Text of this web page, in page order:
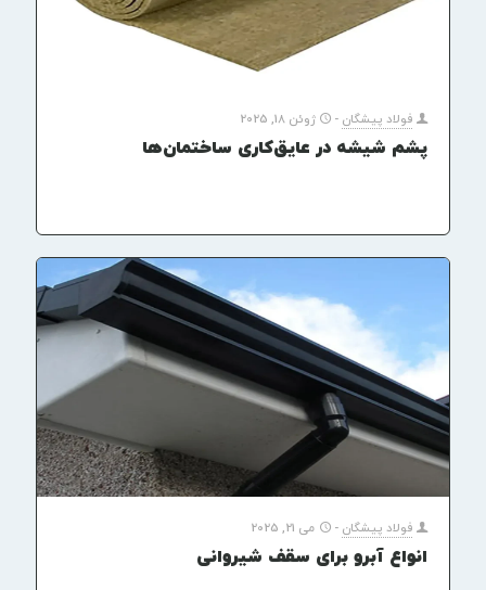
فولاد پیشگان - ژوئن 18, 2025
پشم شیشه در عایق‌کاری ساختمان‌ها
فولاد پیشگان - می 21, 2025
انواع آبرو برای سقف شیروانی